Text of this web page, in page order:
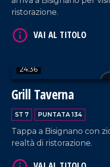
ristorazione.
24:36
Grill Taverna
ST 7 PUNTATA 134
Tappa a Bisignano con
realtà di ristorazione.
VAI AL TITOLO